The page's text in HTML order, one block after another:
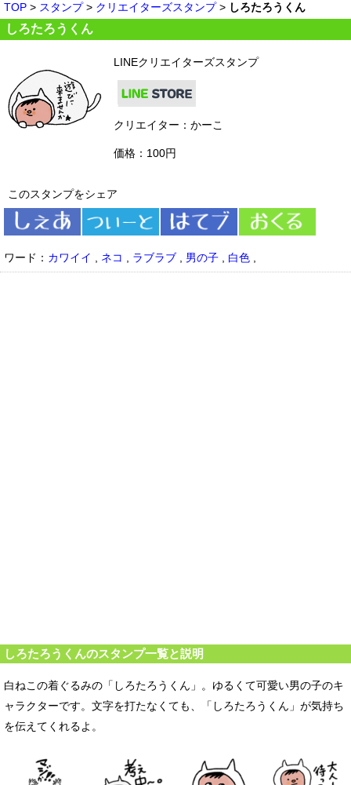
TOP > スタンプ> クリエイターズスタンプ> しろたろうくん
しろたろうくん
LINEクリエイターズスタンプ
クリエイター：かーこ
価格：100円
このスタンプをシェア
ワード： カワイイ ネコ ラブラブ 男の子 白色
しろたろうくんのスタンプ一覧と説明
白ねこの着ぐるみの「しろたろうくん」。ゆるくて可愛い男の子のキ
ャラクターです。文字を打たなくても、「しろたろうくん」が気持ち
を伝えてくれるよ。